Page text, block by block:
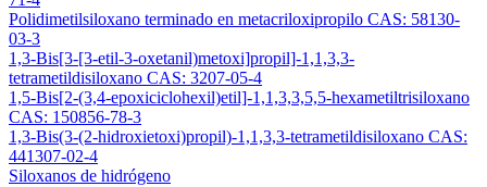
Polidimetilsiloxano terminado en metacriloxipropilo CAS: 58130-
03-3
1,3-Bis[3-[3-etil-3-oxetanil)metoxi]propil]-1,1,3,3-
tetrametildisiloxano CAS: 3207-05-4
1,5-Bis[2-(3,4-epoxiciclohexil)etil]-1,1,3,3,5,5-hexametiltrisiloxano
CAS: 150856-78-3
1,3-Bis(3-(2-hidroxietoxi)propil)-1,1,3,3-tetrametildisiloxano CAS:
441307-02-4
Siloxanos de hidrógeno